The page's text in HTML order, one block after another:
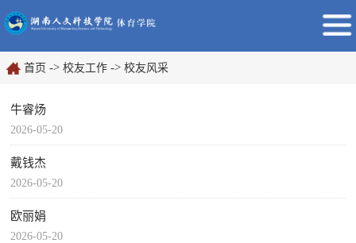
首页 -> 校友工作 -> 校友风采
牛睿炀
2026-05-20
戴钱杰
2026-05-20
欧丽娟
2026-05-20